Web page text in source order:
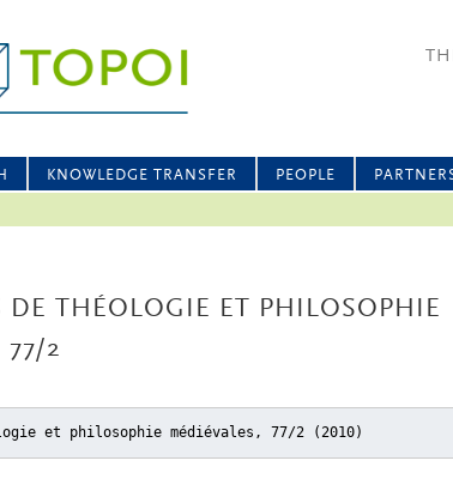
KNOWLEDGE TRANSFER PEOPLE
DE THÉOLOGIE ET PHILOSOPHIE
77/2
et philosophie médiévales, 77/2 (2010)